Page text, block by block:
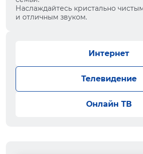
Наслаждайтесь кристально
и отличным звуком.
Интернет
Телевидение
Онлайн ТВ